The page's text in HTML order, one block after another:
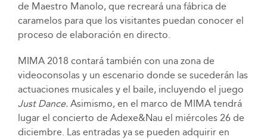
de Maestro Manolo, que recreará una fábrica de
caramelos para que los visitantes puedan conocer el
proceso de elaboración en directo.
MIMA 2018 contará también con una zona de
videoconsolas y un escenario donde se sucederán las
actuaciones musicales y el baile, incluyendo el juego
Just Dance.Asimismo, en el marco de MIMA tendrá
lugar el concierto de Adexe&Nau el miércoles 26 de
diciembre. Las entradas ya se pueden adquirir en